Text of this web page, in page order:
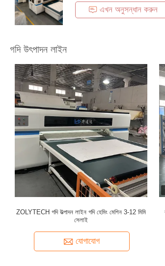
এখন অনুসন্ধান করুন
গদি উৎপাদন লাইন
ZOLYTECH গদি উত্পাদন লাইন গদি হেমিং মেশিন 3-12 মিমি
সেলাই
যোগাযোগ